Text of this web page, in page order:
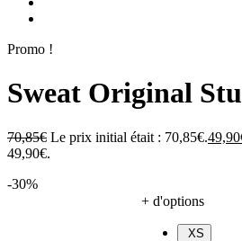
Promo !
Sweat Original
70,85€ Le prix initial était : 70,85€.49,90
49,90€.
-30%
+ d'options
XS